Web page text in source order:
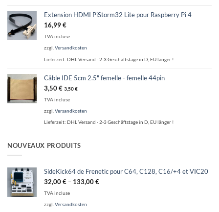
Extension HDMI PiStorm32 Lite pour Raspberry Pi 4
16,99€
TVA incluse
zzgl.Versandkosten
Lieferzeit: DHL Versand - 2-3 Geschäftstage in D, EU länger !
Câble IDE 5cm 2.5" femelle - femelle 44pin
3,50€ 3,50€
TVA incluse
zzgl. Versandkosten
Lieferzeit: DHL Versand - 2-3 Geschäftstage in D, EU länger !
NOUVEAUX PRODUITS
SideKick64 de Frenetic pour C64, C128, C16/+4 et VIC20
32,00€ – 133,00€
TVA incluse
zzgl. Versandkosten